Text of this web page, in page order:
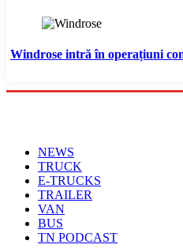
Windrose intră în operațiuni
NEWS
TRUCK
E-TRUCKS
TRAILER
VAN
BUS
TN PODCAST